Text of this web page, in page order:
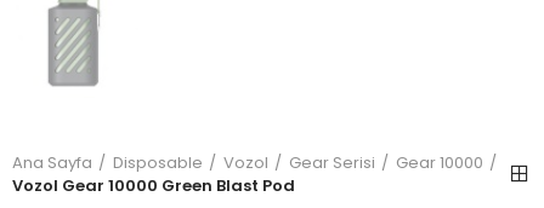
Ana Sayfa Disposable Vozol Gear Serisi
Gear 10000
Vozol Gear 10000 Green Blast Pod